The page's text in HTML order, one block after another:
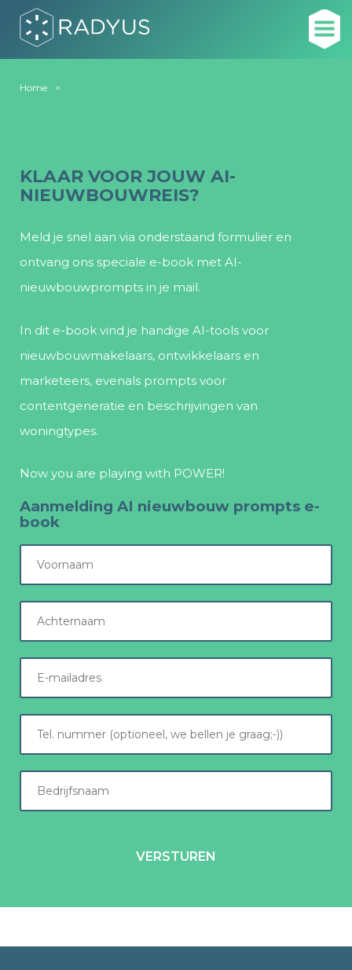
Home
KLAAR VOOR JOUW AI-
NIEUWBOUWREIS?
Meld je snel aan via onderstaand formulier en
ontvang ons speciale e-book met AI-
nieuwbouwprompts in je mail.
In dit e-book vind je handige AI-tools voor
nieuwbouwmakelaars, ontwikkelaars en
marketeers, evenals prompts voor
contentgeneratie en beschrijvingen van
woningtypes.
Now you are playing with POWER!
Aanmelding AI nieuwbouw prompts e-
book